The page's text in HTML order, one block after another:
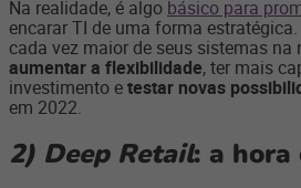
Na realidade, é algo básico para
encarar TI de uma forma
cada vez maior de seus sistemas
aumentar a flexibilidade, ter mais
investimento etestar novas
em 2022.
2) Deep Retail: a hora